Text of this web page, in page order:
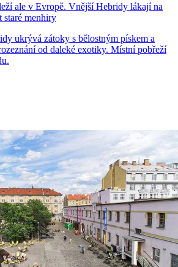
ale v Evropě. Vnější Hebridy lákají na
staré menhiry
ukrývá zátoky s bělostným pískem a
od daleké exotiky. Místní pobřeží